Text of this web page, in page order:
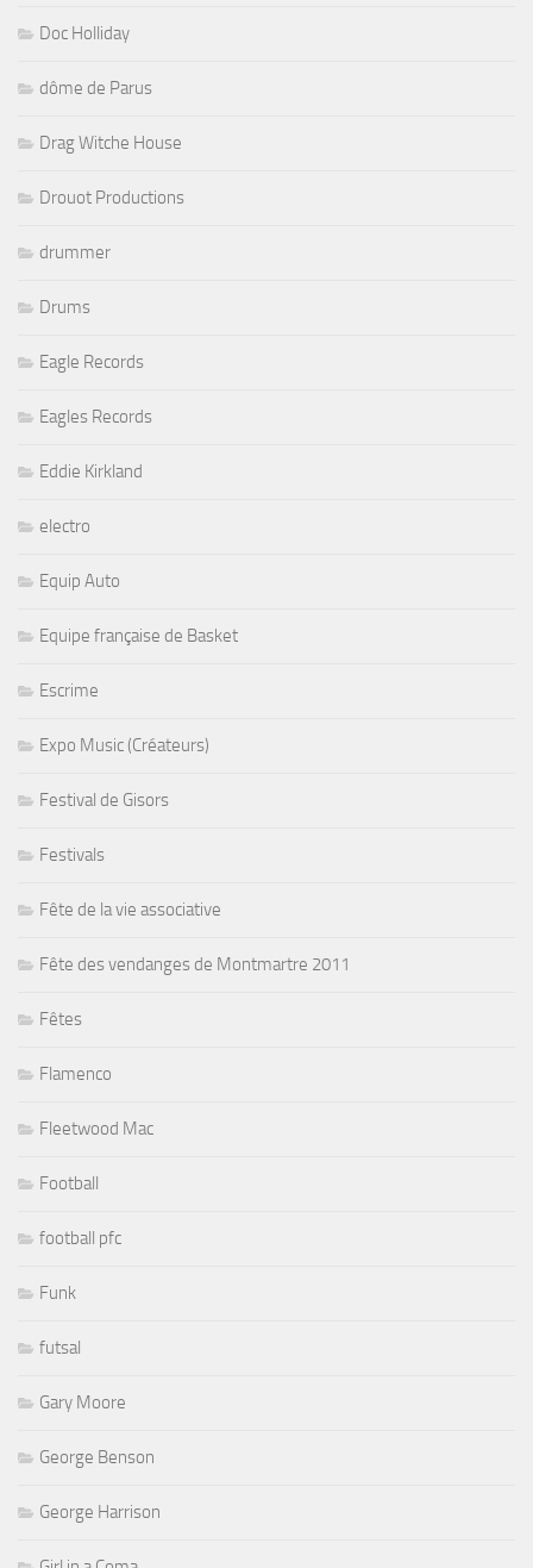
Doc Holliday
dôme de Parus
Drag Witche House
Drouot Productions
drummer
Drums
Eagle Records
Eagles Records
Eddie Kirkland
electro
Equip Auto
Equipe française de Basket
Escrime
Expo Music (Créateurs)
Festival de Gisors
Festivals
Fête de la vie associative
Fête des vendanges de Montmartre 2011
Fêtes
Flamenco
Fleetwood Mac
Football
football pfc
Funk
futsal
Gary Moore
George Benson
George Harrison